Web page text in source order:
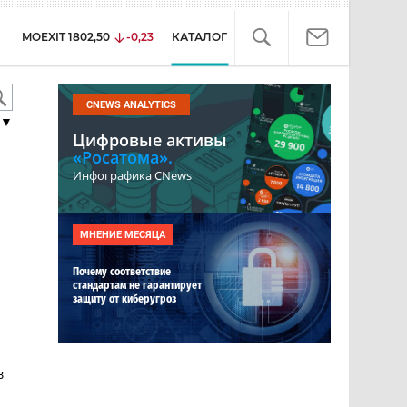
MOEXIT 1802,50 -0,23 КАТАЛОГ
▼
CNEWS ANALYTICS
Цифровые активы
«Росатома».
Инфографика CNews
МНЕНИЕ МЕСЯЦА
Почему соответствие
стандартам не гарантирует
защиту от киберугроз